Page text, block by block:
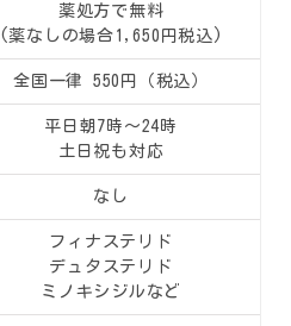
薬処方で無料
(薬なしの場合1,650円税込)
全国一律 550円（税込）
平日朝7時～24時
土日祝も対応
なし
フィナステリド
デュタステリド
ミノキシジルなど